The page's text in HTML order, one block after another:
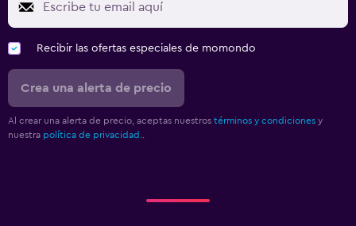
Recibir las ofertas especiales de momondo
Crea una alerta de precio
Al crear una alerta de precio, aceptas nuestros términos y condiciones y
nuestra política de privacidad.